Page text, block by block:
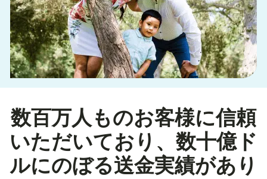
数百万人ものお客様に信頼
いただいており、数十億ド
ルにのぼる送金実績があり